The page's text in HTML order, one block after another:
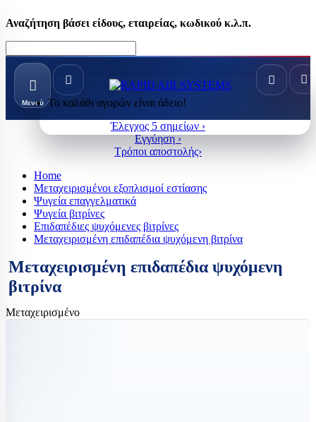
Αναζήτηση βάσει είδους, εταιρείας, κωδικού κ.λ.π.
Μενού Το καλάθι αγορών είναι άδειο!
Έλεγχος 5 σημείων ›
Εγγύηση ›
Τρόποι αποστολής›
Home
Μεταχειρισμένοι εξοπλισμοί εστίασης
Ψυγεία επαγγελματικά
Ψυγεία βιτρίνες
Επιδαπέδιες ψυχόμενες βιτρίνες
Μεταχειρισμένη επιδαπέδια ψυχόμενη βιτρίνα
Μεταχειρισμένη επιδαπέδια ψυχόμενη
βιτρίνα
Μεταχειρισμένο